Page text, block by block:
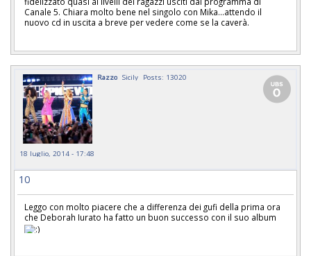
Canale 5. Chiara molto bene nel singolo con Mika...attendo il
nuovo cd in uscita a breve per vedere come se la caverà.
Razzo Sicily Posts: 13020
18 luglio, 2014 - 17:48
10
Leggo con molto piacere che a differenza dei gufi della prima ora
che Deborah Iurato ha fatto un buon successo con il suo album